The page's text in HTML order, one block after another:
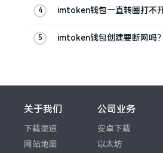
imtoken钱包一直转圈打不
imtoken钱包创建要断网吗
关于我们
下载渠道
网站地图
公司业务
安卓下载
以太坊